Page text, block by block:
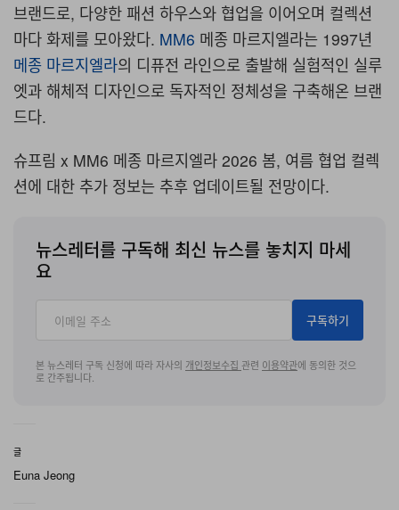
브랜드로, 다양한 패션 하우스와 협업을 이어오며 컬렉션
마다 화제를 모아왔다. MM6 메종 마르지엘라는 1997년
메종 마르지엘라의 디퓨전 라인으로 출발해 실험적인 실루
엣과 해체적 디자인으로 독자적인 정체성을 구축해온 브랜
드다.
슈프림 x MM6 메종 마르지엘라 2026 봄, 여름 협업 컬렉
션에 대한 추가 정보는 추후 업데이트될 전망이다.
뉴스레터를 구독해 최신 뉴스를 놓치지 마세
요
구독하기
본 뉴스레터 구독 신청에 따라 자사의 개인정보수집 관련 이용약관에 동의한 것으
로 간주됩니다.
글
Euna Jeong